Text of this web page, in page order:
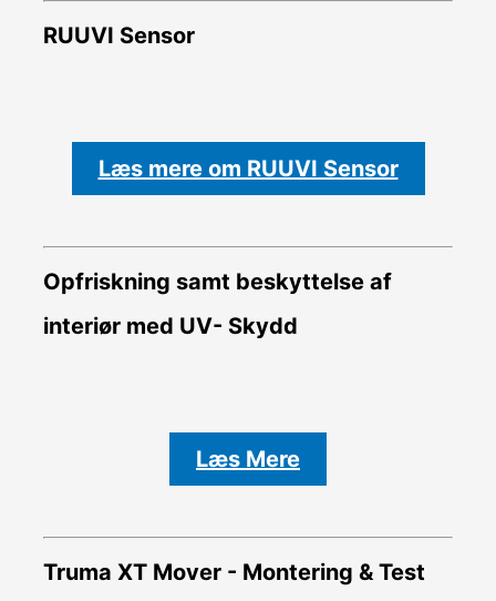
RUUVI Sensor
Læs mere om RUUVI Sensor
Opfriskning samt beskyttelse af
interiør med UV- Skydd
Læs Mere
Truma XT Mover - Montering & Test